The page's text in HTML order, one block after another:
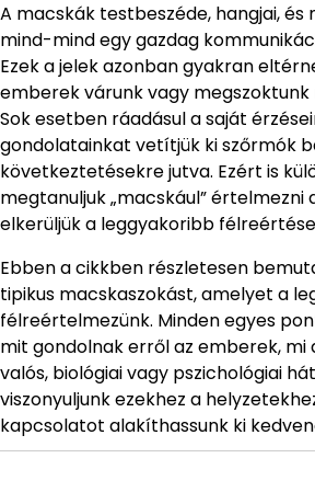
A macskák testbeszéde, hangjai, és
mind-mind egy gazdag
Ezek a jelek azonban gyakran
emberek várunk vagy megszoktunk
Sok esetben ráadásul a saját
gondolatainkat vetítjük ki szőrmók
következtetésekre jutva. Ezért is
megtanuljuk „macskául” értelmezni
elkerüljük a leggyakoribb
Ebben a cikkben részletesen
tipikus macskaszokást, amelyet a
félreértelmezünk. Minden egyes
mit gondolnak erről az emberek, mi
valós, biológiai vagy pszichológiai
viszonyuljunk ezekhez a
kapcsolatot alakíthassunk ki